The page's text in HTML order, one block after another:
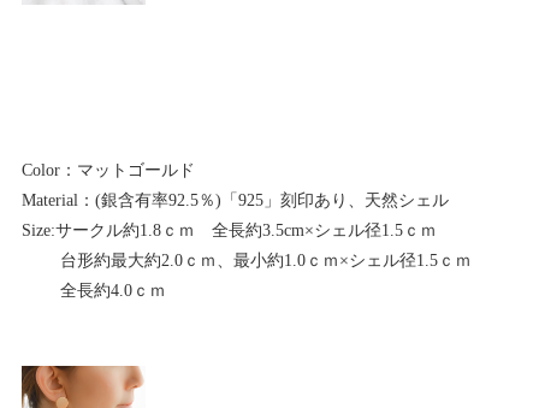
Color：マットゴールド
Material：(銀含有率92.5％)「925」刻印あり、天然シェル
Size:サークル約1.8ｃｍ 全長約3.5cm×シェル径1.5ｃｍ
台形約最大約2.0ｃｍ、最小約1.0ｃｍ×シェル径1.5ｃｍ
全長約4.0ｃｍ